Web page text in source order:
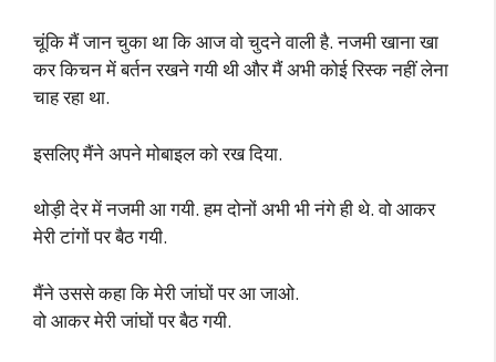
चूंकि मैं जान चुका था कि आज वो चुदने वाली है. नजमी खाना खा
कर किचन में बर्तन रखने गयी थी और मैं अभी कोई रिस्क नहीं लेना
चाह रहा था.
इसलिए मैंने अपने मोबाइल को रख दिया.
थोड़ी देर में नजमी आ गयी. हम दोनों अभी भी नंगे ही थे. वो आकर
मेरी टांगों पर बैठ गयी.
मैंने उससे कहा कि मेरी जांघों पर आ जाओ.
वो आकर मेरी जांघों पर बैठ गयी.